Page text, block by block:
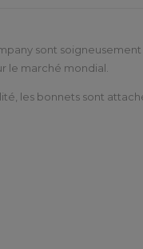
sont
le marché mondial.
les bonnets sont